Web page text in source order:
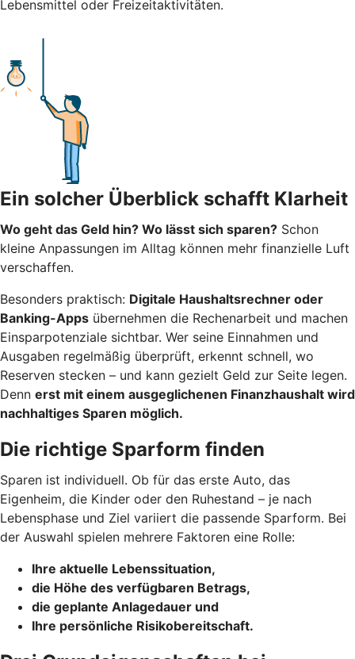
Lebensmittel oder Freizeitaktivitäten.
Ein solcher Überblick schafft Klarheit
Wo geht das Geld hin? Wo lässt sich sparen? Schon
kleine Anpassungen im Alltag können mehr finanzielle Luft
verschaffen.
Besonders praktisch: Digitale Haushaltsrechner oder
Banking-Apps übernehmen die Rechenarbeit und machen
Einsparpotenziale sichtbar. Wer seine Einnahmen und
Ausgaben regelmäßig überprüft, erkennt schnell, wo
Reserven stecken – und kann gezielt Geld zur Seite legen.
Denn erst mit einem ausgeglichenen Finanzhaushalt wird
nachhaltiges Sparen möglich.
Die richtige Sparform finden
Sparen ist individuell. Ob für das erste Auto, das
Eigenheim, die Kinder oder den Ruhestand – je nach
Lebensphase und Ziel variiert die passende Sparform. Bei
der Auswahl spielen mehrere Faktoren eine Rolle:
Ihre aktuelle Lebenssituation,
die Höhe des verfügbaren Betrags,
die geplante Anlagedauer und
Ihre persönliche Risikobereitschaft.